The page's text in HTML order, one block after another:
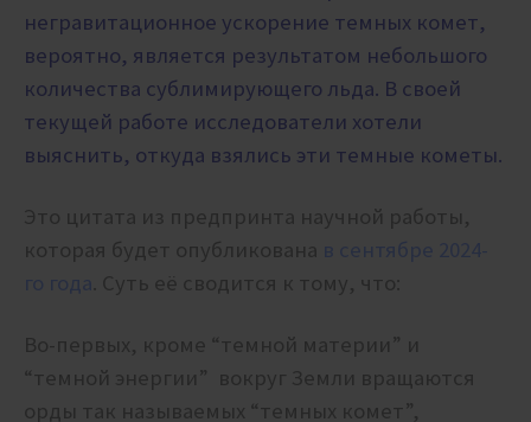
негравитационное ускорение темных комет,
вероятно, является результатом небольшого
количества сублимирующего льда. В своей
текущей работе исследователи хотели
выяснить, откуда взялись эти темные кометы.
Это цитата из предпринта научной работы,
которая будет опубликована в сентябре 2024-
го года . Суть её сводится к тому, что:
Во-первых, кроме “темной материи” и
“темной энергии” вокруг Земли вращаются
орды так называемых “темных комет”,